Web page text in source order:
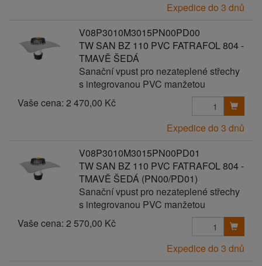
Expedice do 3 dnů
V08P3010M3015PN00PD00
TW SAN BZ 110 PVC FATRAFOL 804 -
TMAVĚ ŠEDÁ
Sanační vpust pro nezateplené střechy
s integrovanou PVC manžetou
Vaše cena: 2 470,00 Kč
Expedice do 3 dnů
V08P3010M3015PN00PD01
TW SAN BZ 110 PVC FATRAFOL 804 -
TMAVĚ ŠEDÁ (PN00/PD01)
Sanační vpust pro nezateplené střechy
s integrovanou PVC manžetou
Vaše cena: 2 570,00 Kč
Expedice do 3 dnů